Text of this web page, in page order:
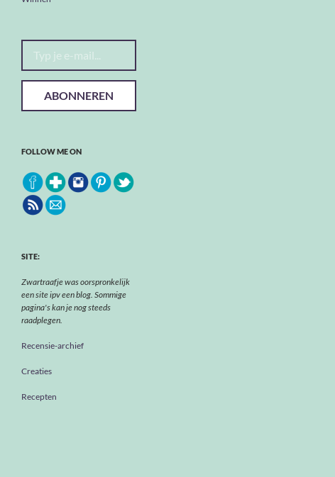
Typ je e-mail...
ABONNEREN
FOLLOW ME ON
SITE:
Zwartraafje was oorspronkelijk
een site ipv een blog. Sommige
pagina's kan je nog steeds
raadplegen.
Recensie-archief
Creaties
Recepten